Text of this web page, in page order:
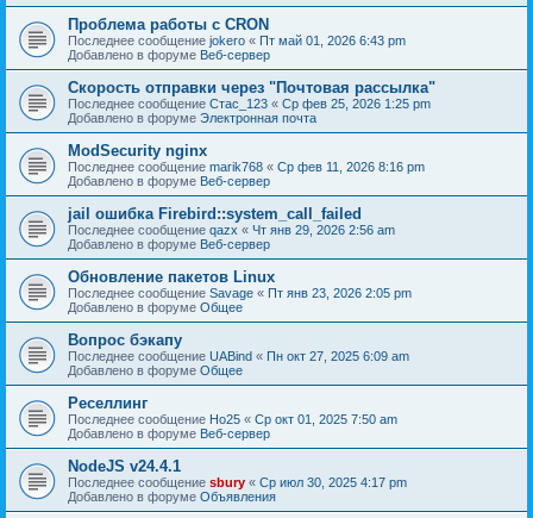
Проблема работы с CRON
Последнее сообщение jokero « Пт май 01, 2026 6:43 pm
Добавлено в форуме Веб-сервер
Скорость отправки через "Почтовая рассылка"
Последнее сообщение Стас_123 « Ср фев 25, 2026 1:25 pm
Добавлено в форуме Электронная почта
ModSecurity nginx
Последнее сообщение marik768 « Ср фев 11, 2026 8:16 pm
Добавлено в форуме Веб-сервер
jail ошибка Firebird::system_call_failed
Последнее сообщение qazx « Чт янв 29, 2026 2:56 am
Добавлено в форуме Веб-сервер
Обновление пакетов Linux
Последнее сообщение Savage « Пт янв 23, 2026 2:05 pm
Добавлено в форуме Общее
Вопрос бэкапу
Последнее сообщение UABind « Пн окт 27, 2025 6:09 am
Добавлено в форуме Общее
Реселлинг
Последнее сообщение Ho25 « Ср окт 01, 2025 7:50 am
Добавлено в форуме Веб-сервер
NodeJS v24.4.1
Последнее сообщение sbury « Ср июл 30, 2025 4:17 pm
Добавлено в форуме Объявления